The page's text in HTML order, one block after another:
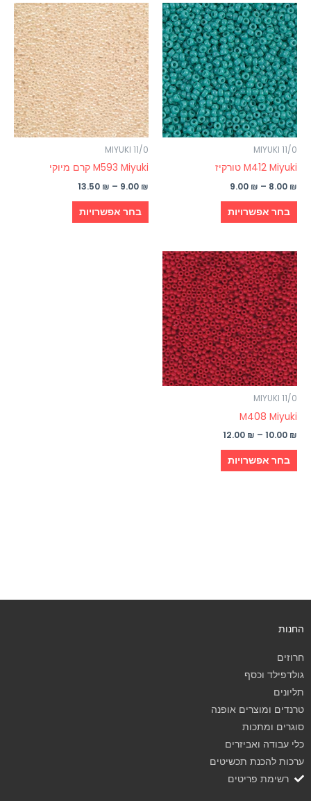
MIYUKI 11/0
M412 Miyuki טורקיז
8.00 ₪
–
9.00 ₪
טווח
מחירים:
עד
בחר אפשרויות
למוצר
זה
יש
מספר
סוגים.
ניתן
לבחור
את
בעמוד
MIYUKI 11/0
M593 Miyuki קרם מיוקי
9.00 ₪
–
13.50 ₪
טווח
מחירים:
עד
בחר אפשרויות
למוצר
זה
יש
מספר
סוגים.
ניתן
לבחור
את
בעמוד
MIYUKI 11/0
M408 Miyuki
10.00 ₪
–
12.00 ₪
טווח
מחירים:
עד
בחר אפשרויות
למוצר
זה
יש
מספר
סוגים.
ניתן
לבחור
את
החנות
חרוזים
גולדפילד וכסף
תליונים
טרנדים ומוצרים אופנה
סוגרים ומתכות
כלי עבודה ואביזרים
ערכות להכנת תכשיטים
רשימת פריטים